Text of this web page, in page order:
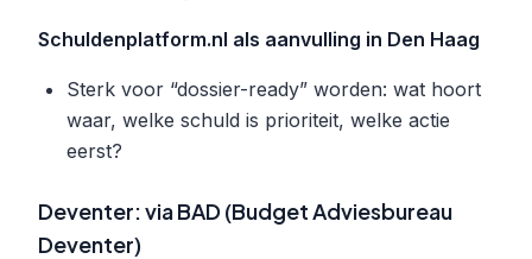
Schuldenplatform.nl als aanvulling in Den Haag
Sterk voor “dossier-ready” worden: wat hoort
waar, welke schuld is prioriteit, welke actie
eerst?
Deventer: via BAD (Budget Adviesbureau
Deventer)